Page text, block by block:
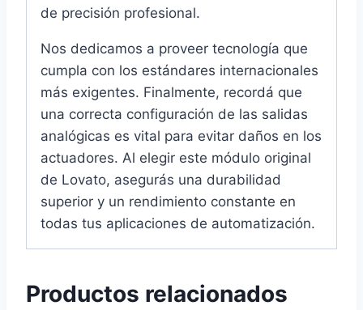
de precisión profesional.
Nos dedicamos a proveer tecnología que
cumpla con los estándares internacionales
más exigentes. Finalmente, recordá que
una correcta configuración de las salidas
analógicas es vital para evitar daños en los
actuadores. Al elegir este módulo original
de Lovato, asegurás una durabilidad
superior y un rendimiento constante en
todas tus aplicaciones de automatización.
Productos relacionados